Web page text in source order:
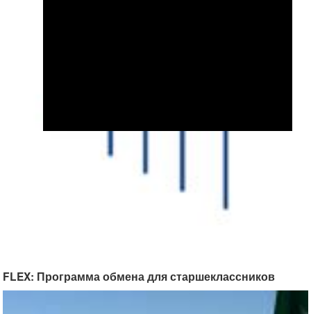
FLEX: Программа обмена для старшеклассников